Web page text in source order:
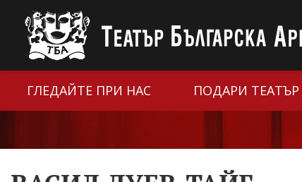
ГЛЕДАЙТЕ ПРИ НАС ПОДАРИ ТЕАТЪР